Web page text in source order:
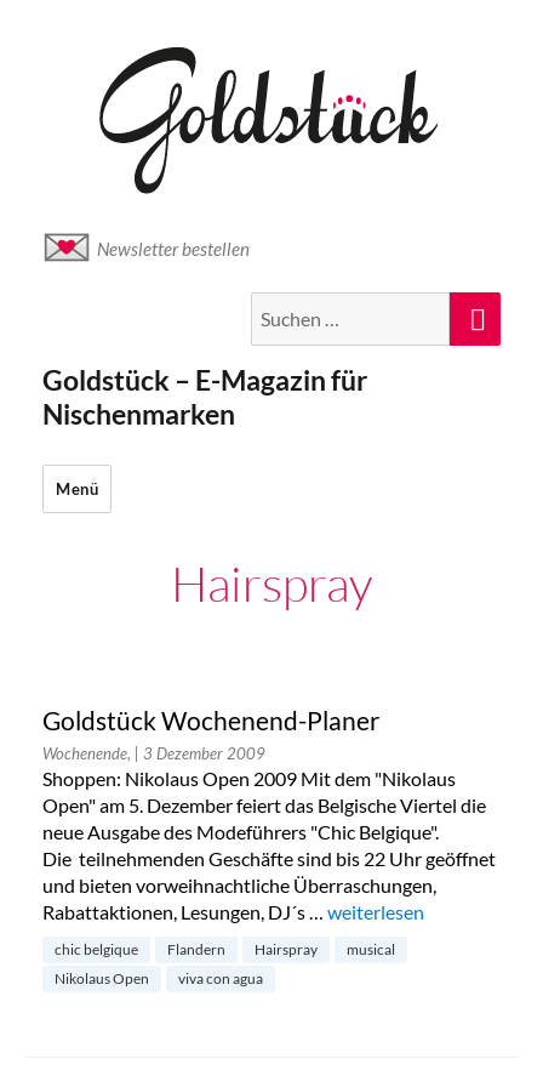
Newsletter bestellen
nach:
Goldstück – E-Magazin für
Nischenmarken
Menü
Hairspray
Goldstück Wochenend-Planer
Wochenende, | 3 Dezember 2009
Shoppen: Nikolaus Open 2009 Mit dem "Nikolaus
Open" am 5. Dezember feiert das Belgische Viertel die
neue Ausgabe des Modeführers "Chic Belgique".
Die teilnehmenden Geschäfte sind bis 22 Uhr geöffnet
und bieten vorweihnachtliche Überraschungen,
Rabattaktionen, Lesungen, DJ´s … „Goldstück Wochenend-
weiterlesen
chic belgique Flandern Hairspray
musical
Nikolaus Open
viva con agua